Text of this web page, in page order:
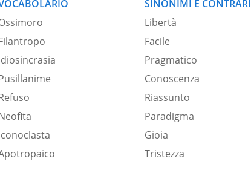
SINONIMI E CONTRARI
Libertà
Facile
Pragmatico
Conoscenza
Riassunto
Paradigma
Gioia
Tristezza